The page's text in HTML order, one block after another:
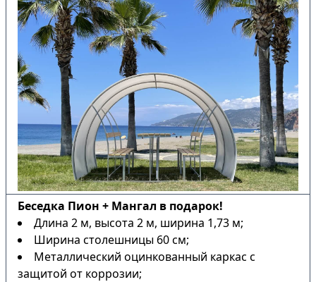
Беседка Пион + Мангал в подарок!
Длина 2 м, высота 2 м, ширина 1,73 м;
Ширина столешницы 60 см;
Металлический оцинкованный каркас с
защитой от коррозии;